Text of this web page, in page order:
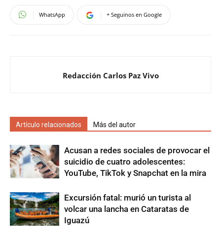
WhatsApp + Seguinos en Google
Redacción Carlos Paz Vivo
Artículo relacionados Más del autor
Acusan a redes sociales de provocar el
suicidio de cuatro adolescentes:
YouTube, TikTok y Snapchat en la mira
Excursión fatal: murió un turista al
volcar una lancha en Cataratas de
Iguazú